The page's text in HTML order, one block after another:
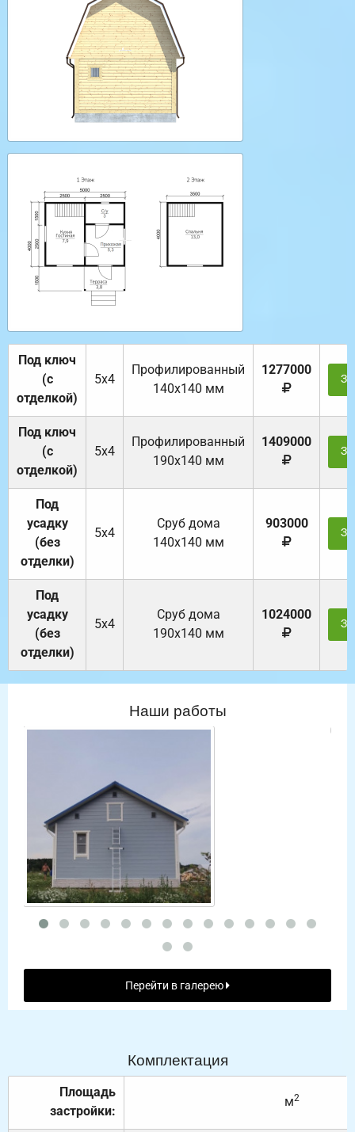
Под ключ
(с
отделкой)
5х4
Профилированный
140х140 мм
1277000
Под ключ
(с
отделкой)
5х4
Профилированный
190х140 мм
1409000
Под
усадку
(без
отделки)
5х4
Cруб дома
140х140 мм
903000
Под
усадку
(без
отделки)
5х4
Cруб дома
190х140 мм
1024000
Наши работы
Перейти в галерею
Комплектация
Площадь
застройки:
м2